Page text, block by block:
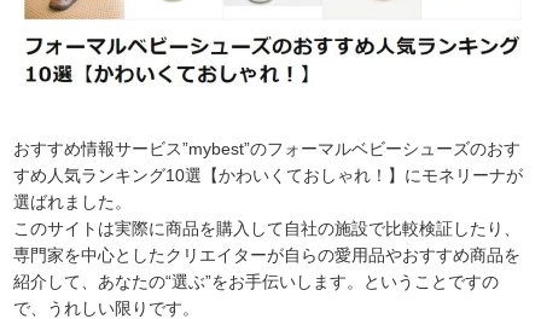
おすすめ情報サービス”mybest”のフォーマルベビーシューズのおす
すめ人気ランキング10選【かわいくておしゃれ！】にモネリーナが
選ばれました。
このサイトは実際に商品を購入して自社の施設で比較検証したり、
専門家を中心としたクリエイターが自らの愛用品やおすすめ商品を
紹介して、あなたの“選ぶ”をお手伝いします。ということですの
で、うれしい限りです。